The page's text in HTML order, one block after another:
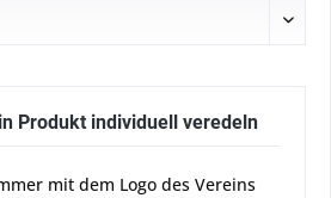
Produkt individuell veredeln
mit dem Logo des Vereins